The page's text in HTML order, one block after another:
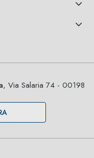
, Via Salaria 74 - 00198